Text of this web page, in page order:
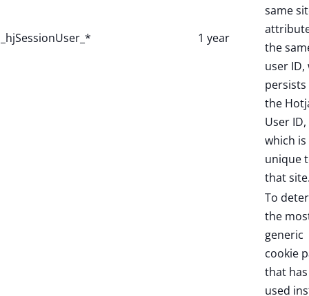
_hjSessionUser_* 1 year
same
the
user ID,
persists
the
User ID,
which is
unique
that
To
the
generic
cookie
that
used